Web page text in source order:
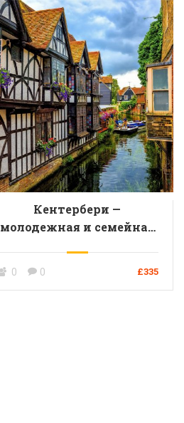
Кентербери —
молодежная и семейная
0 0 £335